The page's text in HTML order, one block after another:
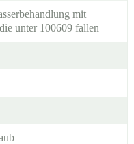
mit
unter 100609 fallen